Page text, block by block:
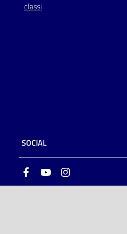
classi
SOCIAL
FacebookYoutube